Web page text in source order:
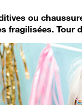
ou
fragilisées. Tour